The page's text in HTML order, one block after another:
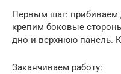
Первым шаг: прибиваем
крепим боковые
дно и верхнюю панель.
Заканчиваем работу: